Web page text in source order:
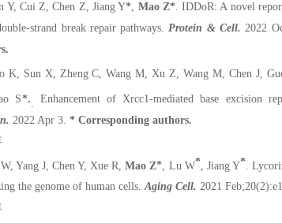
Y, Cui Z, Chen Z, Jiang Y*, Mao Z*. IDDoR: A novel
strand break repair pathways. Protein & Cell. 2022
K, Sun X, Zheng C, Wang M, Xu Z, Wang M, Chen J,
S*. Enhancement of Xrcc1-mediated base excision
2022 Apr 3. * Corresponding authors.
Yang J, Chen Y, Xue R,Mao Z* , Lu W* , Jiang Y* .
the genome of human cells.Aging Cell. 2021